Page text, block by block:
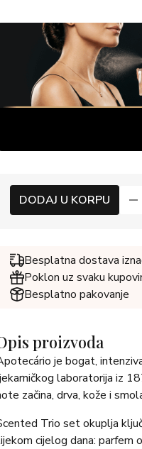
DODAJ U KORPU
Besplatna dostava
Poklon uz svaku
Besplatno pakovanje
proizvoda
je bogat,
laboratorija iz
začina, drva, kože i
Trio set okuplja
cijelog dana: parfem